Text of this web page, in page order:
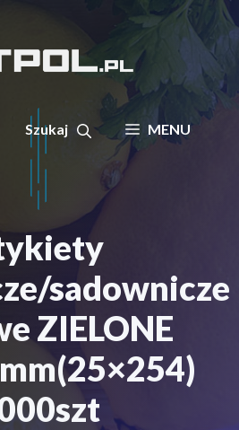
MENU
sadownicze
ZIELONE